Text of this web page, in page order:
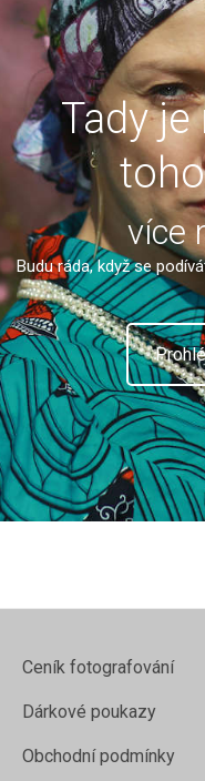
Tady je
více
Budu ráda, když se
Ceník fotografování
Dárkové poukazy
Obchodní podmínky